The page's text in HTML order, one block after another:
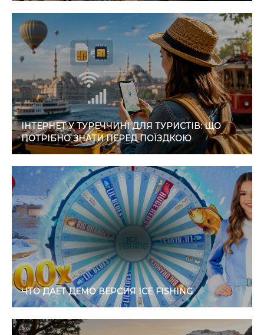
ІНТЕРНЕТ У ТУРЕЧЧИНІ ДЛЯ ТУРИСТІВ: ЩО
ПОТРІБНО ЗНАТИ ПЕРЕД ПОЇЗДКОЮ
ЧТО ДАЕТ ДЕМО ВЕРСИЯ ICE FISHING